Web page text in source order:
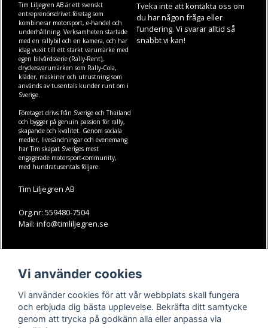
Tim Liljegren AB är ett svenskt
entreprenörsdrivet företag som
kombinerar motorsport, e-handel och
underhållning. Verksamheten startade
med en rallybil och en kamera, och har
idag vuxit till ett starkt varumärke med
egen bilvårdsserie (Rally-Rent),
dryckesvarumärken som Rally-Cola,
kläder, maskineroch utrustning som
används av tusentals kunder runt om i
Sverige.
Företaget drivs från Sverige och Thailand
och bygger på genuin passion för rally,
skapande och kvalitet. Genom sociala
medier, livesändningar och evenemang
har Tim skapat Sveriges mest
engagerade motorsport-community,
med hundratusentals följare.
Tim Liljegren AB
Org.nr: 559480-7504
Mail: info@timliljegren.se
Tveka inte att kontakta oss om
du har någon fråga eller
fundering. Vi svarar alltid så
snabbt vi kan!
Köpvillkor
Kontakt
Youtube-videos
Instagram
Youtube
TikTok
Vi använder cookies
Vi använder cookies för att vår webbplats skall fungera
och erbjuda dig bästa upplevelse. Bekräfta ditt samtycke
genom att trycka på godkänn alla eller anpassa via